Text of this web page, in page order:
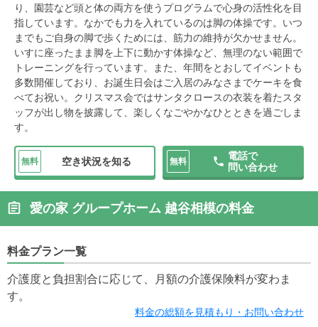
り、園芸など頭と体の両方を使うプログラムで心身の活性化を目
指しています。なかでも力を入れているのは脚の体操です。いつ
までもご自身の脚で歩くためには、筋力の維持が欠かせません。
いすに座ったまま脚を上下に動かす体操など、無理のない範囲で
トレーニングを行っています。また、年間をとおしてイベントも
多数開催しており、お誕生日会はご入居のみなさまでケーキを食
べてお祝い。クリスマス会ではサンタクロースの衣装を着たスタ
ッフが出し物を披露して、楽しくなごやかなひとときを過ごしま
す。
無料 空き状況を知る 無料
電話で
問い合わせ
愛の家 グループホーム 越谷相模の料金
料金プラン一覧
介護度と負担割合に応じて、月額の介護保険料が変わま
す。
料金の総額を見積もり・お問い合わせ